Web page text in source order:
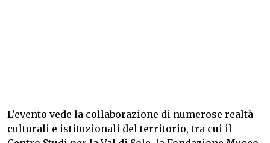
L’evento vede la collaborazione di numerose realtà
culturali e istituzionali del territorio, tra cui il